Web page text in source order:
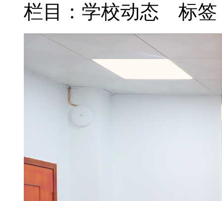
栏目：学校动态 标